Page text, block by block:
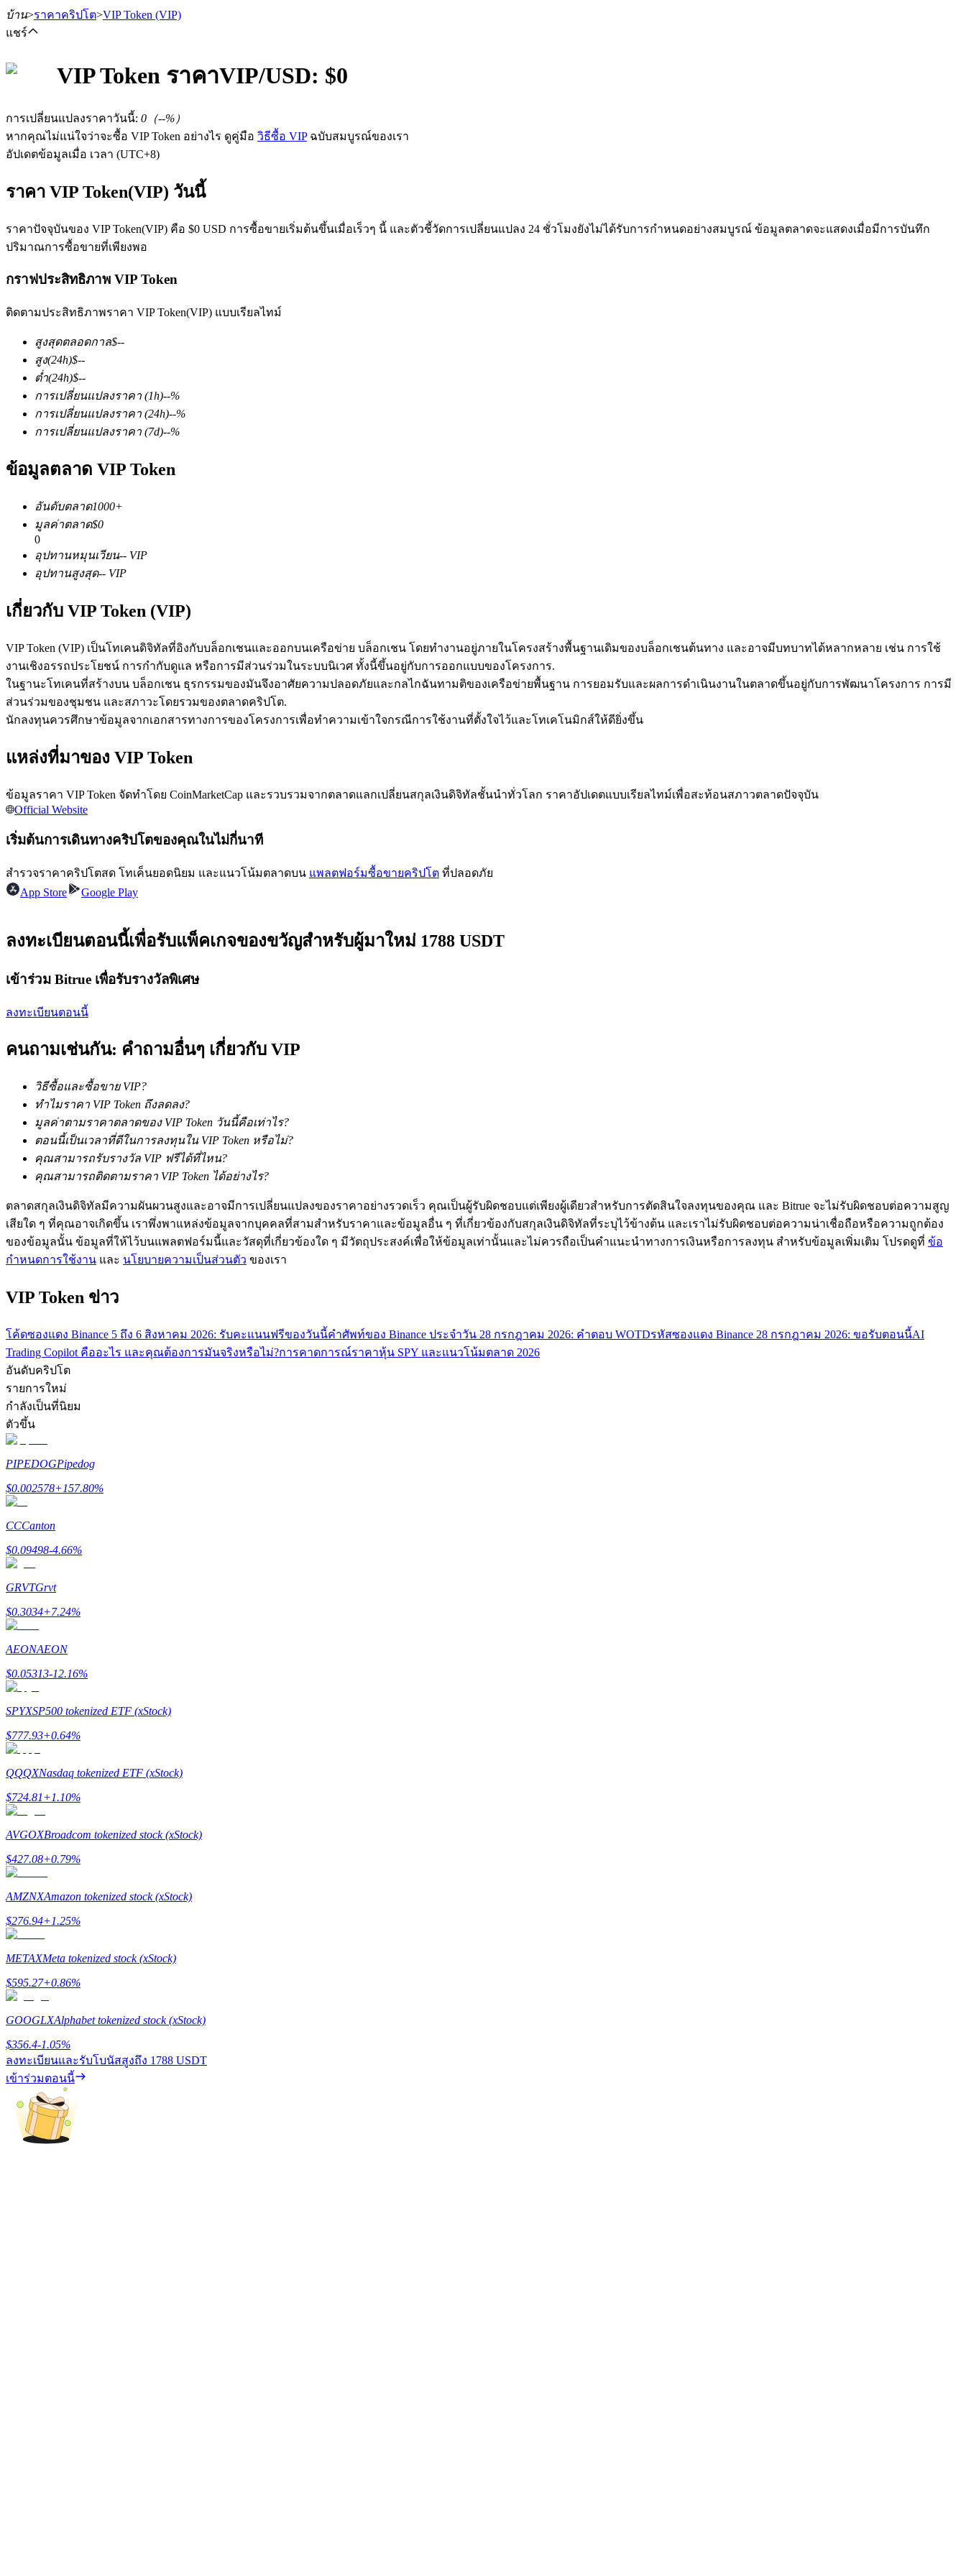
ฟิวเจอร์ส
ฟิวเจอร์สสกุลเงินดิจิทัล
TradFi
อนุพันธ์ของหุ้น ฟอเร็กซ์ โลหะมีค่า และสินค้าโภคภัณฑ์
ฟิวเจอร์ส USDC
คัดลอกการซื้อขาย
เพลิดเพลินกับการแบ่งปันผลกำไรและค่าคอมมิชชั่นการคัดลอกการซื้อขาย
ข้อมูล
แนะนำ
กลยุทธ์การซื้อขาย
รับรางวัลการแข่งขันทุกวัน
การปักหลัก
ผลตอบแทนสูงและเข้าถึงได้ทันที
บ้าน>ราคาคริปโต>VIP Token (VIP)
แชร์
VIP Token ราคาVIP/USD: $0
การเปลี่ยนแปลงราคาวันนี้: 0 （--%）
หากคุณไม่แน่ใจว่าจะซื้อ VIP Token อย่างไร ดูคู่มือ วิธีซื้อ VIPฉบับสมบูรณ์ของเรา
อัปเดตข้อมูลเมื่อ เวลา (UTC+8)
ราคา VIP Token(VIP) วันนี้
ราคาปัจจุบันของ VIP Token(VIP) คือ $0 USD การซื้อขายเริ่มต้นขึ้นเมื่อเร็วๆ นี้ และตัวชี้วัดการเปลี่ยนแปลง 24 ชั่วโมงยังไม่ได้รับการกำหนดอย่างสมบูรณ์ ข้อมูลตลาดจะแสดงเมื่อมีการบันทึก
ปริมาณการซื้อขายที่เพียงพอ
กราฟประสิทธิภาพ VIP Token
ติดตามประสิทธิภาพราคา VIP Token(VIP) แบบเรียลไทม์
สูงสุดตลอดกาล$--
สูง(24h)$--
ต่ำ(24h)$--
การเปลี่ยนแปลงราคา (1h)--%
การเปลี่ยนแปลงราคา (24h)--%
การเปลี่ยนแปลงราคา (7d)--%
ข้อมูลตลาด VIP Token
อันดับตลาด1000+
มูลค่าตลาด$0
0
อุปทานหมุนเวียน-- VIP
อุปทานสูงสุด-- VIP
เกี่ยวกับ VIP Token (VIP)
VIP Token (VIP) เป็นโทเคนดิจิทัลที่อิงกับบล็อกเชนและออกบนเครือข่าย บล็อกเชน โดยทำงานอยู่ภายในโครงสร้างพื้นฐานเดิมของบล็อกเชนต้นทาง และอาจมีบทบาทได้หลากหลาย เช่น การใช้
งานเชิงอรรถประโยชน์ การกำกับดูแล หรือการมีส่วนร่วมในระบบนิเวศ ทั้งนี้ขึ้นอยู่กับการออกแบบของโครงการ.
ในฐานะโทเคนที่สร้างบน บล็อกเชน ธุรกรรมของมันจึงอาศัยความปลอดภัยและกลไกฉันทามติของเครือข่ายพื้นฐาน การยอมรับและผลการดำเนินงานในตลาดขึ้นอยู่กับการพัฒนาโครงการ การมี
ส่วนร่วมของชุมชน และสภาวะโดยรวมของตลาดคริปโต.
นักลงทุนควรศึกษาข้อมูลจากเอกสารทางการของโครงการเพื่อทำความเข้าใจกรณีการใช้งานที่ตั้งใจไว้และโทเคโนมิกส์ให้ดียิ่งขึ้น
แหล่งที่มาของ VIP Token
ข้อมูลราคา VIP Token จัดทำโดย CoinMarketCap และรวบรวมจากตลาดแลกเปลี่ยนสกุลเงินดิจิทัลชั้นนำทั่วโลก ราคาอัปเดตแบบเรียลไทม์เพื่อสะท้อนสภาวตลาดปัจจุบัน
Official Website
เริ่มต้นการเดินทางคริปโตของคุณในไม่กี่นาที
สำรวจราคาคริปโตสด โทเค็นยอดนิยม และแนวโน้มตลาดบน แพลตฟอร์มซื้อขายคริปโต ที่ปลอดภัย
App Store
Google Play
ลงทะเบียนตอนนี้เพื่อรับแพ็คเกจของขวัญสำหรับผู้มาใหม่ 1788 USDT
เข้าร่วม Bitrue เพื่อรับรางวัลพิเศษ
ลงทะเบียนตอนนี้
คนถามเช่นกัน: คำถามอื่นๆ เกี่ยวกับ VIP
วิธีซื้อและซื้อขาย VIP?
ทำไมราคา VIP Token ถึงลดลง?
มูลค่าตามราคาตลาดของ VIP Token วันนี้คือเท่าไร?
ตอนนี้เป็นเวลาที่ดีในการลงทุนใน VIP Token หรือไม่?
คุณสามารถรับรางวัล VIP ฟรีได้ที่ไหน?
คุณสามารถติดตามราคา VIP Token ได้อย่างไร?
ตลาดสกุลเงินดิจิทัลมีความผันผวนสูงและอาจมีการเปลี่ยนแปลงของราคาอย่างรวดเร็ว คุณเป็นผู้รับผิดชอบแต่เพียงผู้เดียวสำหรับการตัดสินใจลงทุนของคุณ และ Bitrue จะไม่รับผิดชอบต่อความสูญ
เสียใด ๆ ที่คุณอาจเกิดขึ้น เราพึ่งพาแหล่งข้อมูลจากบุคคลที่สามสำหรับราคาและข้อมูลอื่น ๆ ที่เกี่ยวข้องกับสกุลเงินดิจิทัลที่ระบุไว้ข้างต้น และเราไม่รับผิดชอบต่อความน่าเชื่อถือหรือความถูกต้อง
ของข้อมูลนั้น ข้อมูลที่ให้ไว้บนแพลตฟอร์มนี้และวัสดุที่เกี่ยวข้องใด ๆ มีวัตถุประสงค์เพื่อให้ข้อมูลเท่านั้นและไม่ควรถือเป็นคำแนะนำทางการเงินหรือการลงทุน สำหรับข้อมูลเพิ่มเติม โปรดดูที่ ข้อ
กำหนดการใช้งาน และ นโยบายความเป็นส่วนตัว ของเรา
VIP Token ข่าว
โค้ดซองแดง Binance 5 ถึง 6 สิงหาคม 2026: รับคะแนนฟรีของวันนี้คำศัพท์ของ Binance ประจำวัน 28 กรกฎาคม 2026: คำตอบ WOTDรหัสซองแดง Binance 28 กรกฎาคม 2026: ขอรับตอนนี้AI
Trading Copilot คืออะไร และคุณต้องการมันจริงหรือไม่?การคาดการณ์ราคาหุ้น SPY และแนวโน้มตลาด 2026
อันดับคริปโต
รายการใหม่
กำลังเป็นที่นิยม
ตัวขึ้น
PIPEDOGPipedog
$0.002578+157.80%
CCCanton
$0.09498-4.66%
GRVTGrvt
$0.3034+7.24%
AEONAEON
$0.05313-12.16%
SPYXSP500 tokenized ETF (xStock)
$777.93+0.64%
QQQXNasdaq tokenized ETF (xStock)
$724.81+1.10%
AVGOXBroadcom tokenized stock (xStock)
$427.08+0.79%
AMZNXAmazon tokenized stock (xStock)
$276.94+1.25%
METAXMeta tokenized stock (xStock)
$595.27+0.86%
GOOGLXAlphabet tokenized stock (xStock)
$356.4-1.05%
ลงทะเบียนและรับโบนัสสูงถึง 1788 USDT
เข้าร่วมตอนนี้